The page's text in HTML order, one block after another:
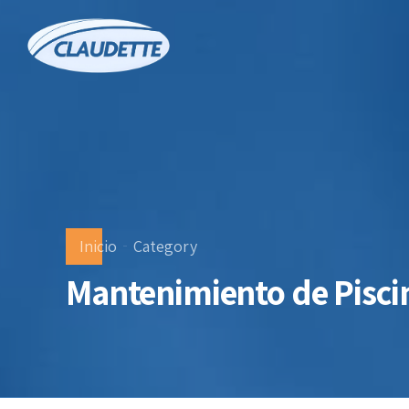
Inicio Category
Mantenimiento de